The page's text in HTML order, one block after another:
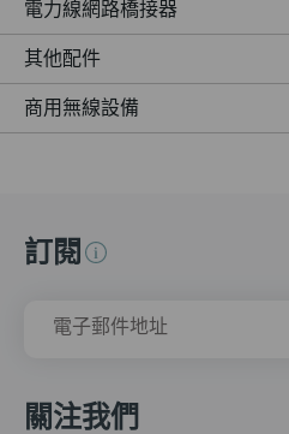
電力線網路橋接器
其他配件
商用無線設備
訂閱
電子郵件地址
關注我們